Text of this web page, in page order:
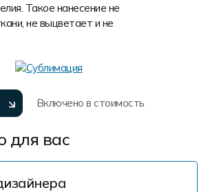
Такое нанесение не
не выцветает и не
Включено в стоимость
для вас